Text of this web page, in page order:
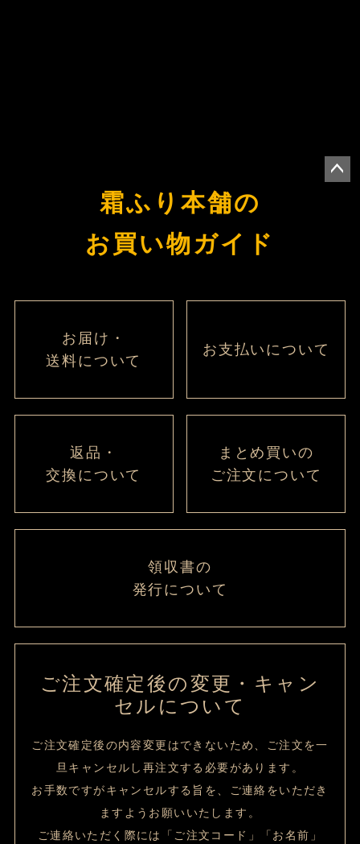
霜ふり本舗の
お買い物ガイド
お届け・
送料について
お支払いについて
返品・
交換について
まとめ買いの
ご注文について
領収書の
発行について
ご注文確定後の変更・キャン
セルについて
ご注文確定後の内容変更はできないため、ご注文を一
旦キャンセルし再注文する必要があります。
お手数ですがキャンセルする旨を、ご連絡をいただき
ますようお願いいたします。
ご連絡いただく際には「ご注文コード」「お名前」